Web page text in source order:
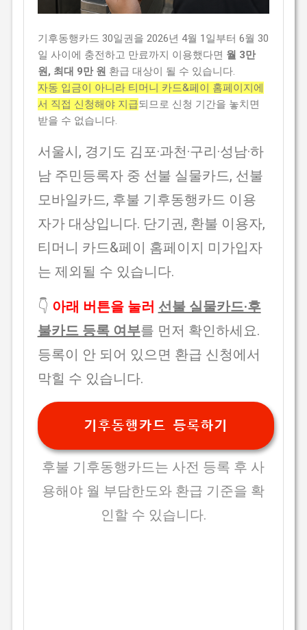
기후동행카드 30일권을 2026년 4월 1일부터 6월 30
일 사이에 충전하고 만료까지 이용했다면 월 3만
원, 최대 9만 원 환급 대상이 될 수 있습니다.
자동 입금이 아니라 티머니 카드&페이 홈페이지에
서 직접 신청해야 지급되므로 신청 기간을 놓치면
받을 수 없습니다.
서울시, 경기도 김포·과천·구리·성남·하
남 주민등록자 중 선불 실물카드, 선불
모바일카드, 후불 기후동행카드 이용
자가 대상입니다. 단기권, 환불 이용자,
티머니 카드&페이 홈페이지 미가입자
는 제외될 수 있습니다.
👇 아래 버튼을 눌러 선불 실물카드·후
불카드 등록 여부를 먼저 확인하세요.
등록이 안 되어 있으면 환급 신청에서
막힐 수 있습니다.
기후동행카드 등록하기
후불 기후동행카드는 사전 등록 후 사
용해야 월 부담한도와 환급 기준을 확
인할 수 있습니다.